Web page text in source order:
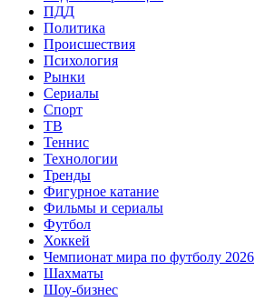
ПДД
Политика
Происшествия
Психология
Рынки
Сериалы
Спорт
ТВ
Теннис
Технологии
Тренды
Фигурное катание
Фильмы и сериалы
Футбол
Хоккей
Чемпионат мира по футболу 2026
Шахматы
Шоу-бизнес